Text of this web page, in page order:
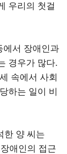
우리의 첫걸
에서 장애인과
경우가 많다.
속에서 사회
하는 일이 비
한 양 씨는
애인의 접근